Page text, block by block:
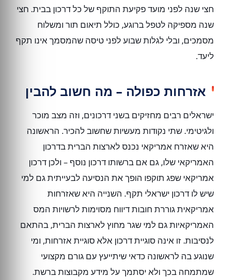
חצי שנה לפני מועד פקיעת התוקף של כל דרכון בבית. חצי
שנה מספיקה לטפל ברוגע, כולל תיאום תור ומשלוח
מסמכים, ובלי לגלות שבוע לפני טיסה שהמסמך אינו תקף
ליעד.
אזרחות כפולה – מה חשוב להבין
ישראלים רבים מחזיקים בשני דרכונים, וזה מצב מוכר
ולגיטימי. שתי נקודות מעשיות שחשוב להכיר. הראשונה
היא שאזרח אמריקאי נכנס לארצות הברית בדרכון
האמריקאי שלו, גם אם ברשותו דרכון נוסף – ולכן דרכון
אמריקאי שפג תוקפו הופך את הנסיעה לבעייתית גם למי
שיש לו דרכון ישראלי תקף. השנייה היא שאזרחות
אמריקאית גוררת חובות דיווח מסוימות לרשויות המס
האמריקאיות גם למי שגר מחוץ לארצות הברית, בהתאם
לנסיבות. זו אינה סוגיית דרכון אלא סוגיית אזרחות, ומי
שנוגע בה לראשונה כדאי שיתייעץ עם גורם מקצועי
שמתמחה בכך ולא יסתמך על מידע מקבוצות ברשת.